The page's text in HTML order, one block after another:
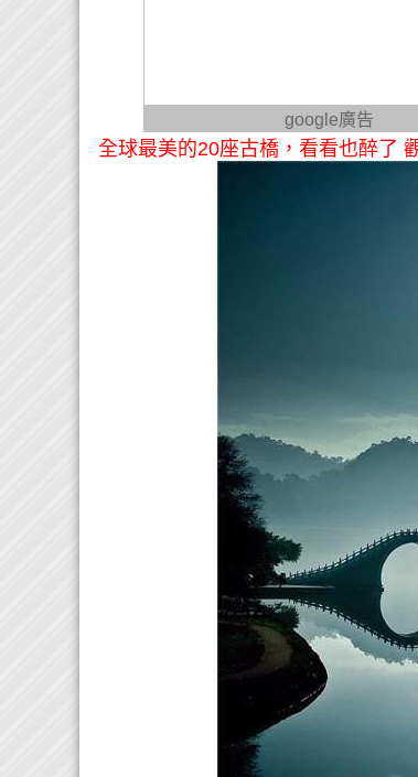
google廣告
全球最美的20座古橋，看看也醉了